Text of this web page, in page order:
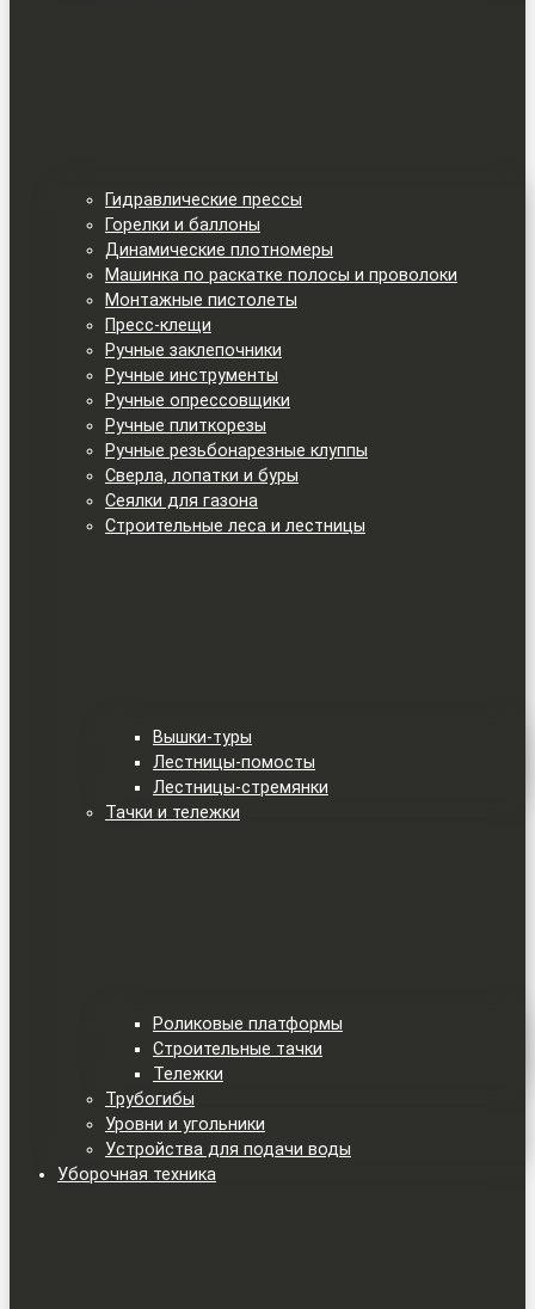
Гидравлические прессы
Горелки и баллоны
Динамические плотномеры
Машинка по раскатке полосы и проволоки
Монтажные пистолеты
Пресс-клещи
Ручные заклепочники
Ручные инструменты
Ручные опрессовщики
Ручные плиткорезы
Ручные резьбонарезные клуппы
Сверла, лопатки и буры
Сеялки для газона
Строительные леса и лестницы
Вышки-туры
Лестницы-помосты
Лестницы-стремянки
Тачки и тележки
Роликовые платформы
Строительные тачки
Тележки
Трубогибы
Уровни и угольники
Устройства для подачи воды
Уборочная техника